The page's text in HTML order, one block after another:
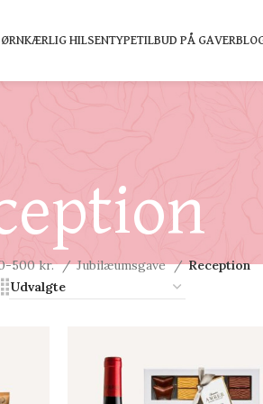
KÆRLIG HILSENTYPETILBUD PÅ GAVER
500 kr. Jubilæumsgave
Reception